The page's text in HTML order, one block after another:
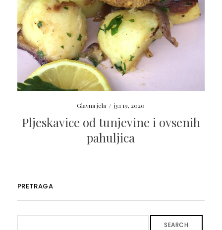
Glavna jela / јул 19, 2020
Pljeskavice od tunjevine i ovsenih
pahuljica
PRETRAGA
SEARCH